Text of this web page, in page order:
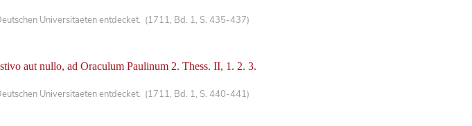
Universitaeten entdecket. (1711, Bd. 1, S. 435-437)
aut nullo, ad Oraculum Paulinum 2. Thess. II, 1. 2. 3.
Universitaeten entdecket. (1711, Bd. 1, S. 440-441)